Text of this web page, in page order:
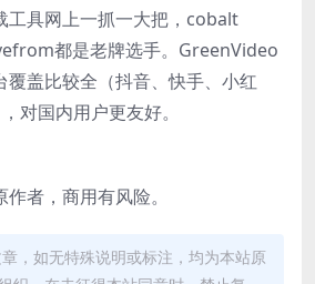
工具网上一抓一大把，cobalt
都是老牌选手。GreenVideo
覆盖比较全（抖音、快手、小红
对国内用户更友好。
者，商用有风险。
，如无特殊说明或标注，均为本站原